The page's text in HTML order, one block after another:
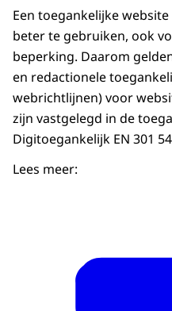
Een toegankelijke
beter te gebruiken, ook
beperking. Daarom
en redactionele
webrichtlijnen) voor
zijn vastgelegd in de
Digitoegankelijk EN 301
Lees meer: